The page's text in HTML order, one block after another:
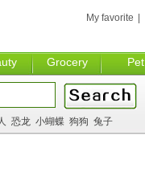
Grocery Pet
My favorite
恐龙 小蝴蝶 狗狗 兔子